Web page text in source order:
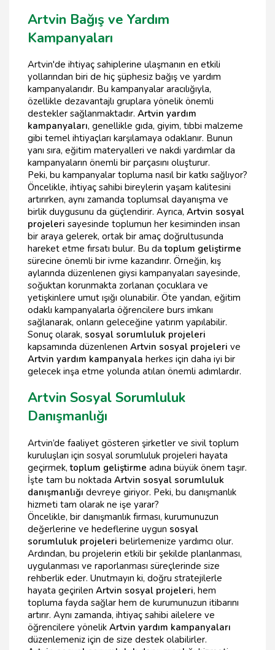
Artvin Bağış ve Yardım
Kampanyaları
Artvin'de ihtiyaç sahiplerine ulaşmanın en etkili
yollarından biri de hiç şüphesiz bağış ve yardım
kampanyalarıdır. Bu kampanyalar aracılığıyla,
özellikle dezavantajlı gruplara yönelik önemli
destekler sağlanmaktadır. Artvin yardım
kampanyaları, genellikle gıda, giyim, tıbbi malzeme
gibi temel ihtiyaçları karşılamaya odaklanır. Bunun
yanı sıra, eğitim materyalleri ve nakdi yardımlar da
kampanyaların önemli bir parçasını oluşturur.
Peki, bu kampanyalar topluma nasıl bir katkı sağlıyor?
Öncelikle, ihtiyaç sahibi bireylerin yaşam kalitesini
artırırken, aynı zamanda toplumsal dayanışma ve
birlik duygusunu da güçlendirir. Ayrıca, Artvin sosyal
projeleri sayesinde toplumun her kesiminden insan
bir araya gelerek, ortak bir amaç doğrultusunda
hareket etme fırsatı bulur. Bu datoplum geliştirme
sürecine önemli bir ivme kazandırır. Örneğin, kış
aylarında düzenlenen giysi kampanyaları sayesinde,
soğuktan korunmakta zorlanan çocuklara ve
yetişkinlere umut ışığı olunabilir. Öte yandan, eğitim
odaklı kampanyalarla öğrencilere burs imkanı
sağlanarak, onların geleceğine yatırım yapılabilir.
Sonuç olarak, sosyal sorumluluk projeleri
kapsamında düzenlenen Artvin sosyal projeleri ve
Artvin yardım kampanyala herkes için daha iyi bir
gelecek inşa etme yolunda atılan önemli adımlardır.
Artvin Sosyal Sorumluluk
Danışmanlığı
Artvin’de faaliyet gösteren şirketler ve sivil toplum
kuruluşları için sosyal sorumluluk projeleri hayata
geçirmek,toplum geliştirme adına büyük önem taşır.
İşte tam bu noktada Artvin sosyal sorumluluk
danışmanlığı devreye giriyor. Peki, bu danışmanlık
hizmeti tam olarak ne işe yarar?
Öncelikle, bir danışmanlık firması, kurumunuzun
değerlerine ve hedeflerine uygun sosyal
sorumluluk projeleri belirlemenize yardımcı olur.
Ardından, bu projelerin etkili bir şekilde planlanması,
uygulanması ve raporlanması süreçlerinde size
rehberlik eder. Unutmayın ki, doğru stratejilerle
hayata geçirilen Artvin sosyal projeleri, hem
topluma fayda sağlar hem de kurumunuzun itibarını
artırır. Aynı zamanda, ihtiyaç sahibi ailelere ve
öğrencilere yönelik Artvin yardım kampanyaları
düzenlemeniz için de size destek olabilirler.